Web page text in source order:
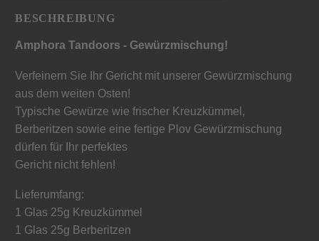
BESCHREIBUNG
Amphora Tandoors - Gewürzmischung!
Verfeinern Sie Ihr Gericht mit unserer Gewürzmischung
aus dem weiten Osten!
Typische Gewürze wie frischer Kreuzkümmel,
Berberitzen sowie eine fertige Plov Gewürzmischung
dürfen für Ihr perfektes
Gericht nicht fehlen!
Lieferumfang:
1 Glas 25g Kreuzkümmel
1 Glas 25g Berberitzen